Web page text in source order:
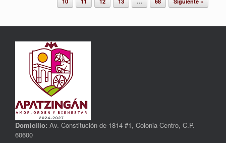
Domicilio: Av. Constitución de 1814 #1, Colonia Centro, C.P.
60600